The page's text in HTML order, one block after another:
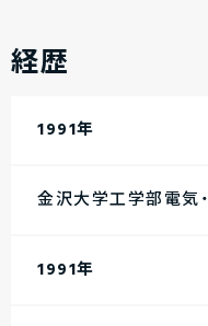
経歴
1991年
金沢大学工学部電気
1991年